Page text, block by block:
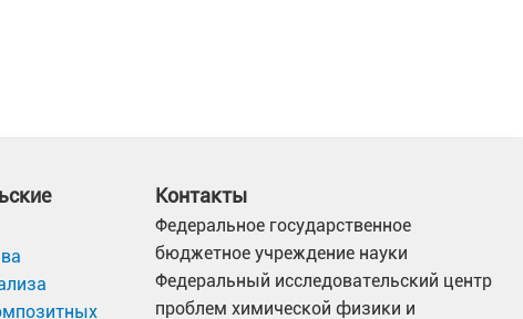
Контакты
Федеральное государственное
бюджетное учреждение науки
Федеральный исследовательский центр
проблем химической физики и